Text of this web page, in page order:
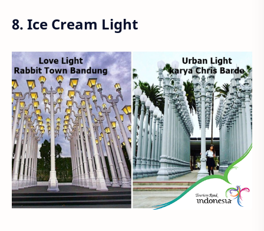
8. Ice Cream Light